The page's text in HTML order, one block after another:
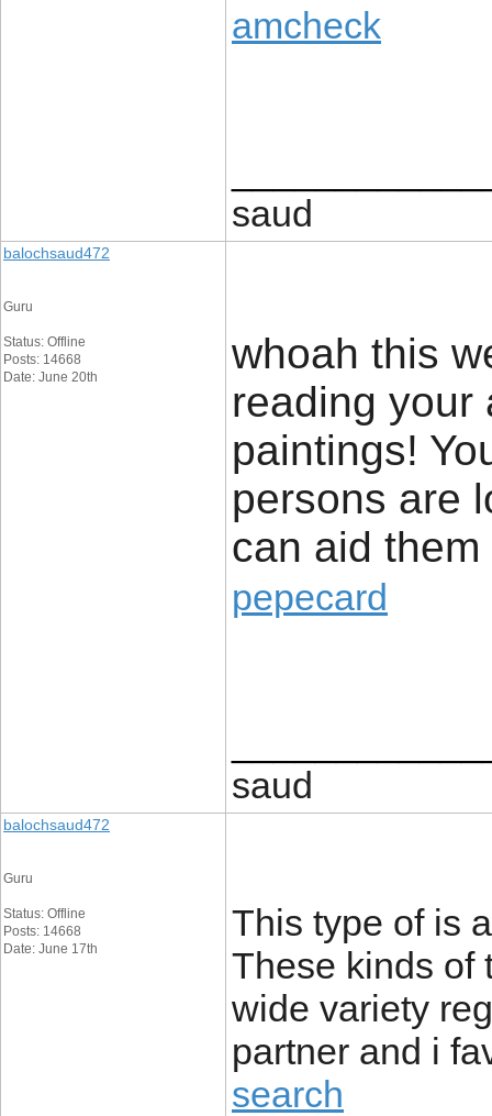
amcheck
saud
balochsaud472
Guru
Status: Offline
Posts: 14668
Date: June 20th
whoah this
reading your
paintings!
persons are
can aid them
pepecard
saud
balochsaud472
Guru
Status: Offline
Posts: 14668
Date: June 17th
This type of is
These kinds of
wide variety
partner and i
search